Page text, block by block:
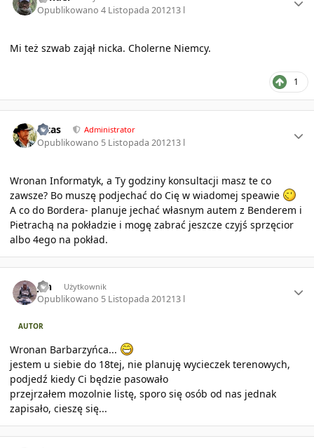
Opublikowano4 Listopada 201213 l
Mi też szwab zajął nicka. Cholerne Niemcy.
1
Pitas Administrator
Opublikowano 5 Listopada 201213 l
Wronan Informatyk, a Ty godziny konsultacji masz te co
zawsze? Bo muszę podjechać do Cię w wiadomej speawie
A co do Bordera- planuje jechać własnym autem z Benderem i
Pietrachą na pokładzie i mogę zabrać jeszcze czyjś sprzęcior
albo 4ego na pokład.
jan Użytkownik
Opublikowano 5 Listopada 201213 l
AUTOR
Wronan Barbarzyńca...
jestem u siebie do 18tej, nie planuję wycieczek terenowych,
podjedź kiedy Ci będzie pasowało
przejrzałem mozolnie listę, sporo się osób od nas jednak
zapisało, cieszę się...